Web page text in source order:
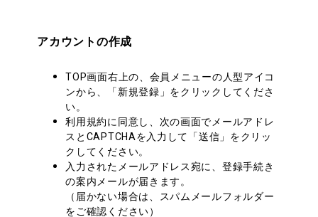
アカウントの作成
TOP画面右上の、会員メニューの人型アイコ
ンから、「新規登録」をクリックしてくださ
い。
利用規約に同意し、次の画面でメールアドレ
スとCAPTCHAを入力して「送信」をクリッ
クしてください。
入力されたメールアドレス宛に、登録手続き
の案内メールが届きます。
（届かない場合は、スパムメールフォルダー
をご確認ください）